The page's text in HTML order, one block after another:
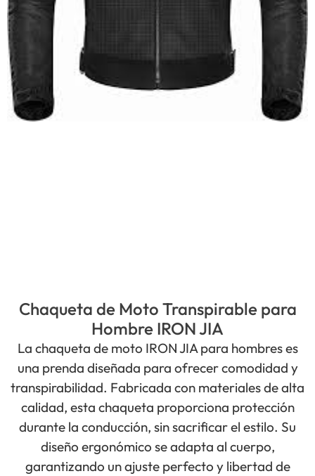
Chaqueta de Moto Transpirable para
Hombre IRON JIA
La chaqueta de moto IRON JIA para hombres es
una prenda diseñada para ofrecer comodidad y
transpirabilidad. Fabricada con materiales de alta
calidad, esta chaqueta proporciona protección
durante la conducción, sin sacrificar el estilo. Su
diseño ergonómico se adapta al cuerpo,
garantizando un ajuste perfecto y libertad de